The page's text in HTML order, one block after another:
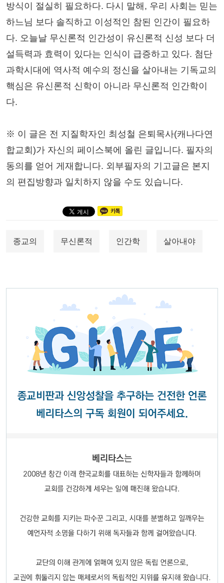
방식이 절실히 필요하다. 다시 말해, 우리 사회는 믿는
하느님 보다 솔직하고 이성적인 참된 인간이 필요하
다. 오늘날 무신론적 인간성이 유신론적 신성 보다 더
설득력과 효력이 있다는 인식이 급증하고 있다. 첨단
과학시대에 역사적 예수의 정신을 살아내는 기독교의
핵심은 유신론적 신학이 아니라 무신론적 인간학이
다.
※ 이 글은 전 지질학자인 최성철 은퇴목사(캐나다연
합교회)가 자신의 페이스북에 올린 글입니다. 필자의
동의를 얻어 게재합니다. 외부필자의 기고글은 본지
의 편집방향과 일치하지 않을 수도 있습니다.
종교의 무신론적 인간학 살아내야